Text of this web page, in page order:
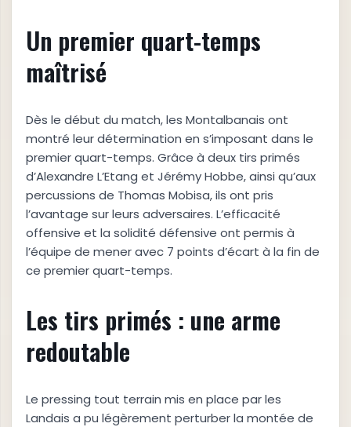
Un premier quart-temps
maîtrisé
Dès le début du match, les Montalbanais ont
montré leur détermination en s’imposant dans le
premier quart-temps. Grâce à deux tirs primés
d’Alexandre L’Etang et Jérémy Hobbe, ainsi qu’aux
percussions de Thomas Mobisa, ils ont pris
l’avantage sur leurs adversaires. L’efficacité
offensive et la solidité défensive ont permis à
l’équipe de mener avec 7 points d’écart à la fin de
ce premier quart-temps.
Les tirs primés : une arme
redoutable
Le pressing tout terrain mis en place par les
Landais a pu légèrement perturber la montée de